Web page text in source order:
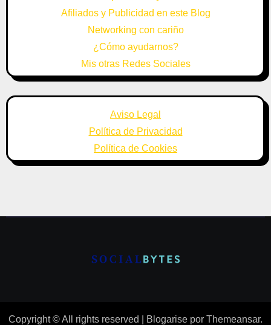
Afiliados y Publicidad en este Blog
Networking con cariño
¿Cómo ayudarnos?
Mis otras Redes Sociales
Aviso Legal
Política de Privacidad
Política de Cookies
Copyright © All rights reserved Blogarise por Themeansar.